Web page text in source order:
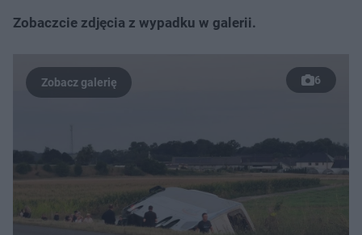
Zobaczcie zdjęcia z wypadku w galerii.
6